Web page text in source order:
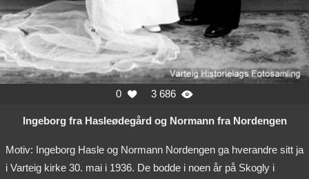
0  3 686 
Ingeborg fra Hasleødegård og Normann fra Nordengen
Motiv: Ingeborg Hasle og Normann Nordengen ga hverandre sitt ja
i Varteig kirke 30. mai i 1936. De bodde i noen år på Skogly i